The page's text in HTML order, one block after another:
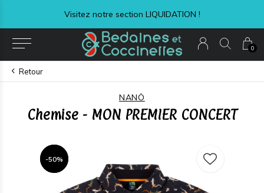
0
Visitez notre section LIQUIDATION !
Retour
NANÖ
Chemise - MON PREMIER CONCERT
-50%
-50%